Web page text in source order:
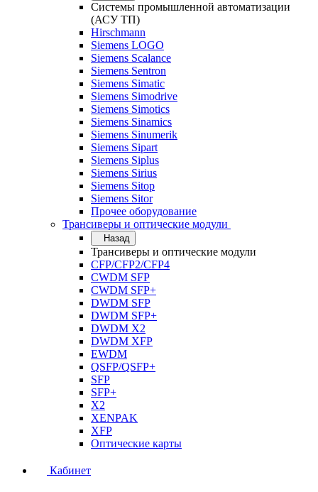
Системы промышленной автоматизации
(АСУ ТП)
Hirschmann
Siemens LOGO
Siemens Scalance
Siemens Sentron
Siemens Simatic
Siemens Simodrive
Siemens Simotics
Siemens Sinamics
Siemens Sinumerik
Siemens Sipart
Siemens Siplus
Siemens Sirius
Siemens Sitop
Siemens Sitor
Прочее оборудование
Трансиверы и оптические модули
Назад
Трансиверы и оптические модули
CFP/CFP2/CFP4
CWDM SFP
CWDM SFP+
DWDM SFP
DWDM SFP+
DWDM X2
DWDM XFP
EWDM
QSFP/QSFP+
SFP
SFP+
X2
XENPAK
XFP
Оптические карты
Кабинет